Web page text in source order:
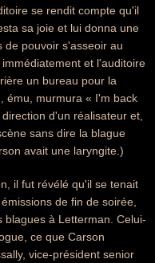
se rendit compte qu'il
sa joie et lui donna une
de pouvoir s'asseoir au
et l'auditoire
un bureau pour la
ému, murmura « I'm back
d'un réalisateur et,
sans dire la blague
avait une laryngite.)
il fut révélé qu'il se tenait
de fin de soirée,
blagues à Letterman. Celui-
ce que Carson
vice-président senior